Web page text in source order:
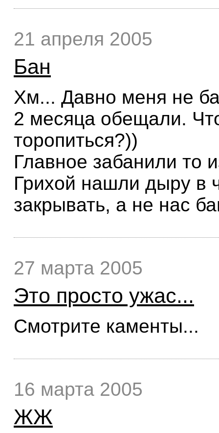
21 апреля 2005
Бан
Хм... Давно меня не
2 месяца обещали.
торопиться?))
Главное забанили то
Грихой нашли дыру в
закрывать, а не нас
27 марта 2005
Это просто ужас...
Смотрите каменты...
16 марта 2005
ЖЖ